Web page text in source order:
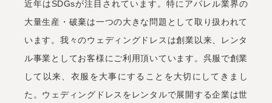
近年はSDGsが注目されています。特にアパレル業界の
大量生産・破棄は一つの大きな問題として取り扱われて
います。我々のウェディングドレスは創業以来、レンタ
ル事業としてお客様にご利用頂いています。呉服で創業
して以来、衣服を大事にすることを大切にしてきまし
た。ウェディングドレスをレンタルで展開する企業は世